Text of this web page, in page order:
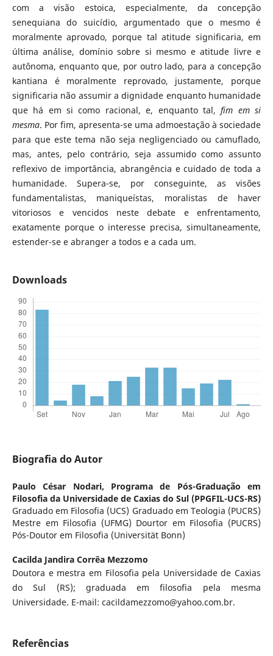
com a visão estoica, especialmente, da concepção
senequiana do suicídio, argumentado que o mesmo é
moralmente aprovado, porque tal atitude significaria, em
última análise, domínio sobre si mesmo e atitude livre e
autônoma, enquanto que, por outro lado, para a concepção
kantiana é moralmente reprovado, justamente, porque
significaria não assumir a dignidade enquanto humanidade
que há em si como racional, e, enquanto tal,fim em si
mesma. Por fim, apresenta-se uma admoestação à sociedade
para que este tema não seja negligenciado ou camuflado,
mas, antes, pelo contrário, seja assumido como assunto
reflexivo de importância, abrangência e cuidado de toda a
humanidade. Supera-se, por conseguinte, as visões
fundamentalistas, maniqueístas, moralistas de haver
vitoriosos e vencidos neste debate e enfrentamento,
exatamente porque o interesse precisa, simultaneamente,
estender-se e abranger a todos e a cada um.
Downloads
Biografia do Autor
Paulo César Nodari, Programa de Pós-Graduação em
Filosofia da Universidade de Caxias do Sul (PPGFIL-UCS-RS)
Graduado em Filosofia (UCS) Graduado em Teologia (PUCRS)
Mestre em Filosofia (UFMG) Dourtor em Filosofia (PUCRS)
Pós-Doutor em Filosofia (Universität Bonn)
Cacilda Jandira Corrêa Mezzomo
Doutora e mestra em Filosofia pela Universidade de Caxias
do Sul (RS); graduada em filosofia pela mesma
Universidade. E-mail: cacildamezzomo@yahoo.com.br.
Referências